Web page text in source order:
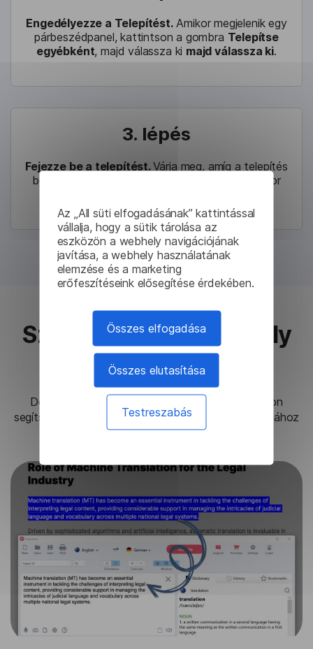
Az „All süti elfogadásának” kattintással
vállalja, hogy a sütik tárolása az
eszközön a webhely navigációjának
javítása, a webhely használatának
elemzése és a marketing
erőfeszítéseink elősegítése érdekében.
Összes elfogadása
Összes elutasítása
Testreszabás
Engedélyezze a Telepítést.Amikor megjelenik egy
párbeszédpanel, kattintson a gombra Telepítse
egyébként, majd válassza ki majd válassza ki.
3. lépés
Fejezze be a telepítést.Várja meg, amíg a telepítés
befejeződik. Ha elkészült, a Lingvanex Translator
Szöveg fordítása bármely
más alkalmazásban
Dolgozzon gyorsabban egy egyszerű parancsikon
segítségével
Ctrl+C+Cbármilyen szöveg lefordításához
bármely alkalmazásból.